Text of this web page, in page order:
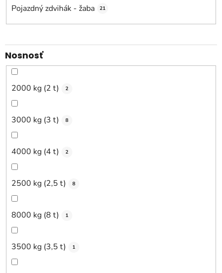
Pojazdný zdvihák - žaba 21
Nosnosť
2000 kg (2 t) 2
3000 kg (3 t) 8
4000 kg (4 t) 2
2500 kg (2,5 t) 8
8000 kg (8 t) 1
3500 kg (3,5 t) 1